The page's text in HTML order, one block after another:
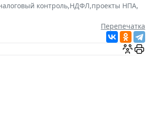
контроль,НДФЛ,проекты НПА,
Перепечатка